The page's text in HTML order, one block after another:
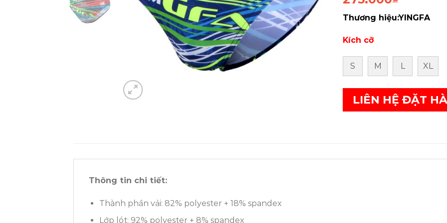
Thương hiệu:YINGFA
Kích cỡ
S M L XL
LIÊN HỆ ĐẶT
Thông tin chi tiết:
Thành phần vải: 82% polyester + 18% spandex
Lớp lót: 92% polyester + 8% spandex